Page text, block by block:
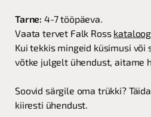
Tarne: 4-7 tööpäeva.
Vaata tervet Falk Ross
Kui tekkis mingeid küsimusi
võtke julgelt ühendust, aitame
Soovid särgile oma trükki?
kiiresti ühendust.